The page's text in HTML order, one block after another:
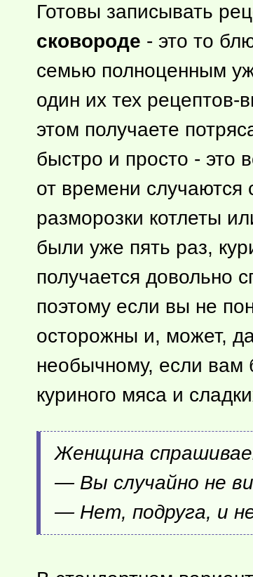
Готовы записывать
сковороде - это то
семью полноценным
один их тех рецептов-
этом получаете
быстро и просто - это
от времени случаются
разморозки котлеты
были уже пять раз,
получается довольно
поэтому если вы не
осторожны и, может,
необычному, если вам
куриного мяса и
Женщина
— Вы случайно не
— Нет, подруга, и